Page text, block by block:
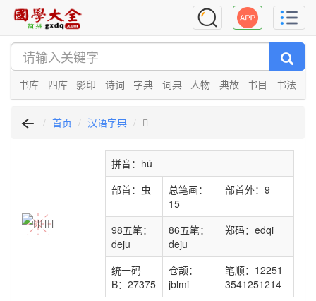
书库 四库 影印 诗词 字典 词典 人物 典故 书目 书法
首页 汉语字典 𧍵
拼音：hú
部首：虫
总笔画：
15
部首外：9
98五笔：
deju
86五笔：
deju
郑码：edqi
统一码
B：27375
仓颉：
jblmi
笔顺：12251
3541251214